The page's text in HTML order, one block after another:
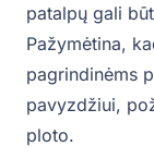
patalpų gali
Pažymėtina,
pagrindinėms
pavyzdžiui,
ploto.